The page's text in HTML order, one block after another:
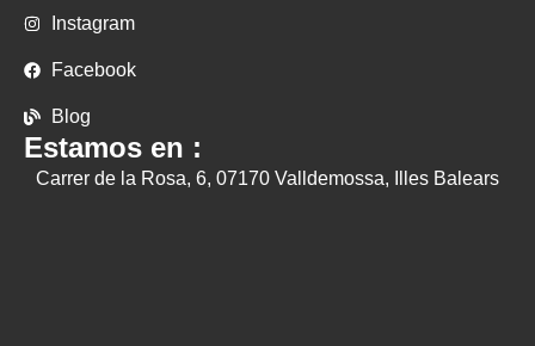
Instagram
Facebook
Blog
Estamos en :
Carrer de la Rosa, 6, 07170 Valldemossa, Illes Balears